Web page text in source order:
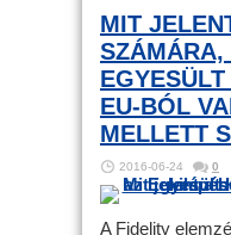
MIT
SZÁMÁRA,
EU-BÓL
MELLETT
2016-06-24 0
A Fidelity